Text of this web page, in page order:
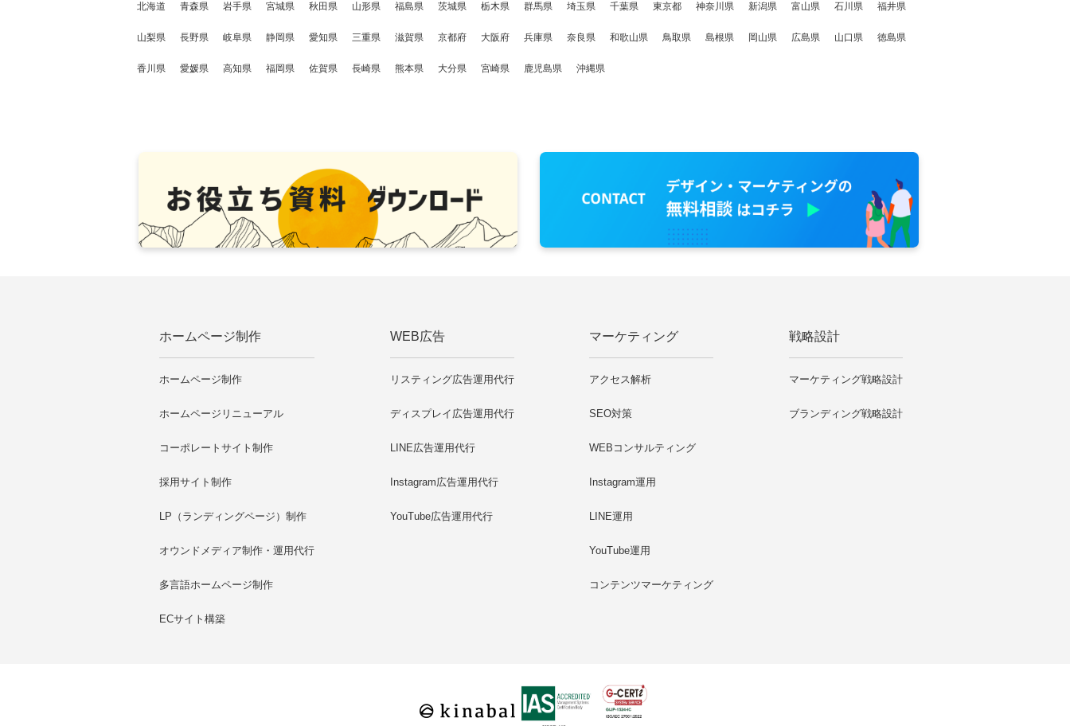
北海道 青森県 岩手県 宮城県 秋田県 山形県 福島県 茨城県 栃木県 群馬県 埼玉県 千葉県 東京都 神奈川県 新潟県 富山県 石川県 福井県
山梨県 長野県 岐阜県 静岡県 愛知県 三重県 滋賀県 京都府 大阪府 兵庫県 奈良県 和歌山県 鳥取県 島根県 岡山県 広島県 山口県 徳島県
香川県 愛媛県 高知県 福岡県 佐賀県 長崎県 熊本県 大分県 宮崎県 鹿児島県 沖縄県
ホームページ制作
ホームページ制作
ホームページリニューアル
コーポレートサイト制作
採用サイト制作
LP（ランディングページ）制作
オウンドメディア制作・運用代行
多言語ホームページ制作
ECサイト構築
WEB広告
リスティング広告運用代行
ディスプレイ広告運用代行
LINE広告運用代行
Instagram広告運用代行
YouTube広告運用代行
マーケティング
アクセス解析
SEO対策
WEBコンサルティング
Instagram運用
LINE運用
YouTube運用
コンテンツマーケティング
戦略設計
マーケティング戦略設計
ブランディング戦略設計